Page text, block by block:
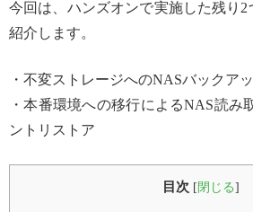
今回は、ハンズオンで実施した残り
紹介します。
・不変ストレージへのNASバックア
・本番環境への移行によるNAS読み
ントリストア
目次 [ 閉じる]